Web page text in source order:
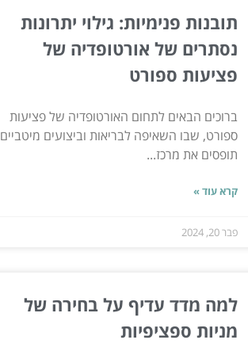
תובנות פנימיות: גילוי יתרונות
נסתרים של אורטופדיה של
פציעות ספורט
ברוכים הבאים לתחום האורטופדיה של פציעות
ספורט, שבו השאיפה לבריאות וביצועים מיטביים
תופסים את מרכז...
קרא עוד »
פבר 20, 2024
למה מדד עדיף על בחירה של
מניות ספציפיות